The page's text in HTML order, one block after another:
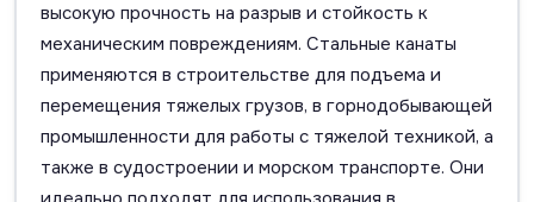
высокую прочность на разрыв и стойкость к
механическим повреждениям. Стальные канаты
применяются в строительстве для подъема и
перемещения тяжелых грузов, в горнодобывающей
промышленности для работы с тяжелой техникой, а
также в судостроении и морском транспорте. Они